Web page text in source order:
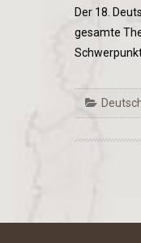
Der 18.
gesamte